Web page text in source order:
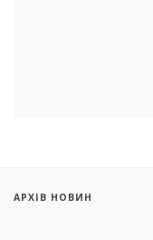
АРХІВ НОВИН